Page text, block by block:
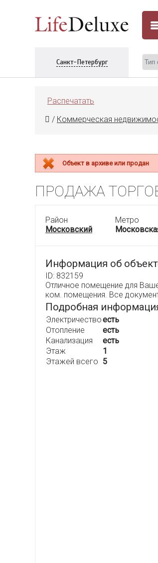
Санкт-Петербург
Распечатать
/ Коммерческая
Объект в архиве или продан
ПРОДАЖА
Район
Московский
Метро
Информация об
ID: 832159
Отличное помещение для
ком. помещения. Все
Подробная
Электричествоесть
Отопление
есть
Канализация
есть
Этаж
1
Этажей всего 5